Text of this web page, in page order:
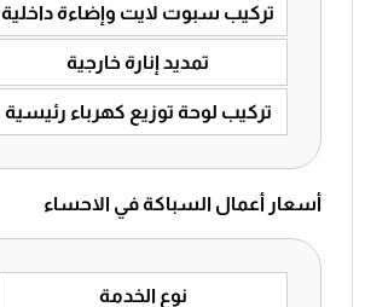
تركيب سبوت لايت وإضاءة داخلية
تمديد إنارة خارجية
تركيب لوحة توزيع كهرباء رئيسية
أسعار أعمال السباكة في الاحساء
نوع الخدمة